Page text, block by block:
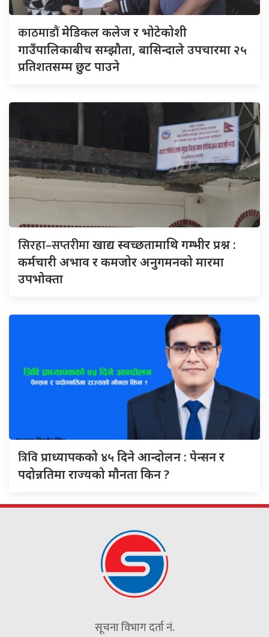
काठमाडौंमेडिकल कलेज र भोटेकोशी
गाउँपालिकाबीच सम्झौता, बासिन्दाले उपचारमा २५
प्रतिशतसम्म छुट पाउने
सिरहा–सप्तरीमाखाद्य स्वच्छतामाथि गम्भीर प्रश्न :
कर्मचारी अभाव र कमजोर अनुगमनको मारमा
उपभोक्ता
त्रिविप्राध्यापकको ४५ दिने आन्दोलन : पेन्सन र
पदोन्नतिमा राज्यको मौनता किन ?
सूचना विभाग दर्ता नं.